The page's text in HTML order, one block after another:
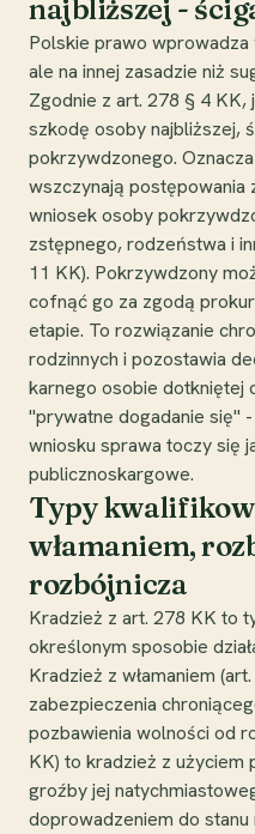
najbliższej -
Polskie prawo
ale na innej zasadzie niż
Zgodnie z art. 278 § 4 KK,
szkodę osoby najbliższej,
pokrzywdzonego.
wszczynają
wniosek osoby
zstępnego, rodzeństwa i
11 KK). Pokrzywdzony
cofnąć go za zgodą
etapie. To rozwiązanie
rodzinnych i pozostawia
karnego osobie dotkniętej
"prywatne dogadanie się"
wniosku sprawa toczy się
publicznoskargowe.
Typy
włamaniem,
rozbójnicza
Kradzież z art. 278 KK to
określonym sposobie
Kradzież z włamaniem
zabezpieczenia
pozbawienia wolności od
KK) to kradzież z
groźby jej
doprowadzeniem do